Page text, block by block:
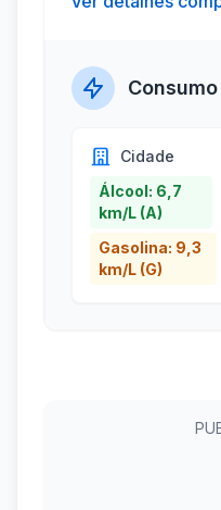
Consumo
Cidade
Álcool: 6,7
km/L (A)
Gasolina: 9,3
km/L (G)